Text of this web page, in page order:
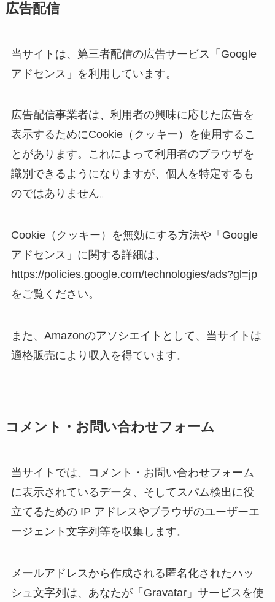
広告配信
当サイトは、第三者配信の広告サービス「Google
アドセンス」を利用しています。
広告配信事業者は、利用者の興味に応じた広告を
表示するためにCookie（クッキー）を使用するこ
とがあります。これによって利用者のブラウザを
識別できるようになりますが、個人を特定するも
のではありません。
Cookie（クッキー）を無効にする方法や「Google
アドセンス」に関する詳細は、
https://policies.google.com/technologies/ads?gl=jp
をご覧ください。
また、Amazonのアソシエイトとして、当サイトは
適格販売により収入を得ています。
コメント・お問い合わせフォーム
当サイトでは、コメント・お問い合わせフォーム
に表示されているデータ、そしてスパム検出に役
立てるための IP アドレスやブラウザのユーザーエ
ージェント文字列等を収集します。
メールアドレスから作成される匿名化されたハッ
シュ文字列は、あなたが「Gravatar」サービスを使